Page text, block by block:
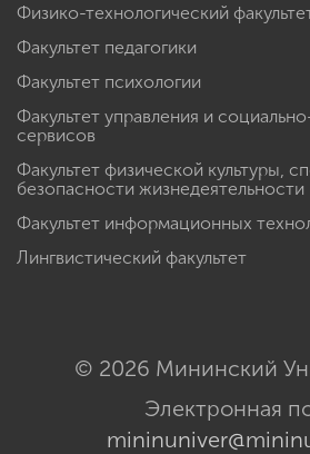
Физико-технологический
Факультет педагогики
Факультет психологии
Факультет управления и
сервисов
Факультет физической культуры,
безопасности жизнедеятельности
Факультет информационных
Лингвистический факультет
© 2026 Мининский
Электронная